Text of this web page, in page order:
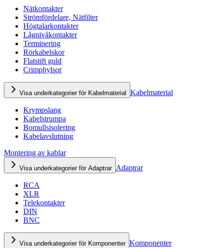
Nätkontakter
Strömfördelare, Nätfilter
Högtalarkontakter
Lågnivåkontakter
Terminering
Rörkabelskor
Flatstift guld
Crimphylsor
Visa underkategorier för Kabelmaterial Kabelmaterial
Krympslang
Kabelstrumpa
Bomullsisolering
Kabelavslutning
Montering av kablar
Visa underkategorier för Adaptrar Adaptrar
RCA
XLR
Telekontakter
DIN
BNC
Visa underkategorier för Komponenter Komponenter